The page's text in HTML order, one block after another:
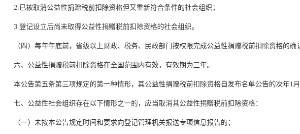
2.已被取消公益性捐赠税前扣除资格但又重新符合条件的社会组织；
3.登记设立后尚未取得公益性捐赠税前扣除资格的社会组织。
（四）每年年底前，省级以上财政、税务、民政部门按权限完成公益性捐赠税前扣除资格的确
六、公益性捐赠税前扣除资格在全国范围内有效，有效期为三年。
本公告第五条第三项规定的第一种情形，其公益性捐赠税前扣除资格自发布名单公告的次年1
七、公益性社会组织存在以下情形之一的，应当取消其公益性捐赠税前扣除资格：
（一）未按本公告规定时间和要求向登记管理机关报送专项信息报告的；